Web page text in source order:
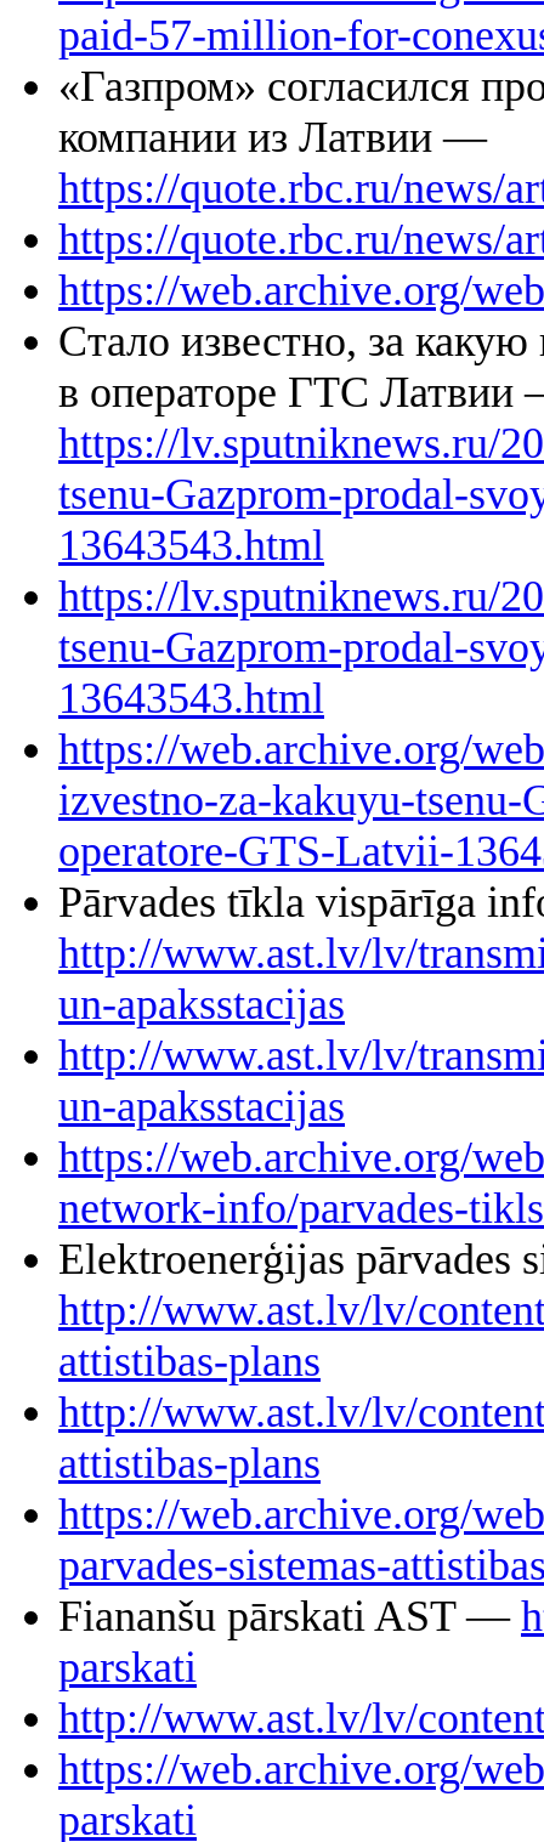
paid-57-million-for-
«Газпром» согласился
компании из Латвии —
https://quote.rbc.ru/news/
https://quote.rbc.ru/news/
https://web.archive.org/
Стало известно, за
в операторе ГТС Латвии
https://lv.sputniknews.ru/
tsenu-Gazprom-prodal-
13643543.html
https://lv.sputniknews.ru/
tsenu-Gazprom-prodal-
13643543.html
https://web.archive.org/
izvestno-za-kakuyu-
operatore-GTS-Latvii-
Pārvades tīkla vispārīga
http://www.ast.lv/lv/
un-apaksstacijas
http://www.ast.lv/lv/
un-apaksstacijas
https://web.archive.org/
network-info/parvades-
Elektroenerģijas pārvades
http://www.ast.lv/lv/
attistibas-plans
http://www.ast.lv/lv/
attistibas-plans
https://web.archive.org/
parvades-sistemas-
Fiananšu pārskati AST —
parskati
http://www.ast.lv/lv/
https://web.archive.org/
parskati